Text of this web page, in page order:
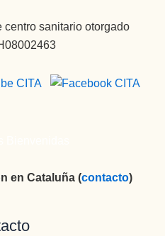
centro sanitario otorgado
en Cataluña (contacto)